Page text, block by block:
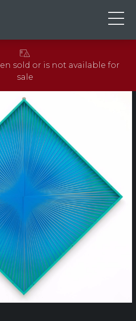
EN
sold or is not available for
sale